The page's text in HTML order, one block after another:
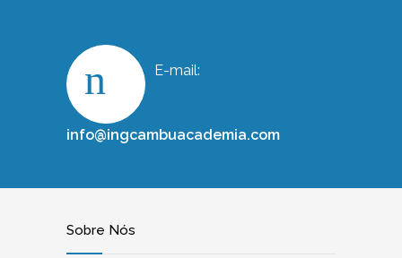
E-mail:
info@ingcambuacademia.com
Sobre Nós